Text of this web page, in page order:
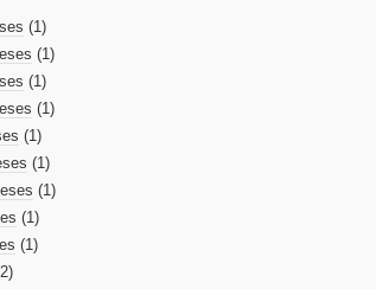
(1)
(1)
(1)
(1)
(1)
(1)
(1)
(1)
(1)